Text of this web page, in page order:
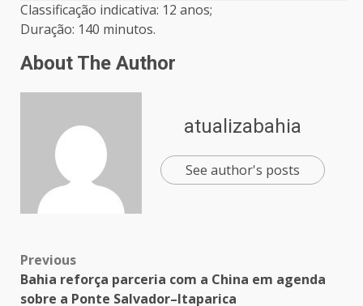
Classificação indicativa: 12 anos;
Duração: 140 minutos.
About The Author
atualizabahia
See author's posts
Previous
Bahia reforça parceria com a China em agenda
sobre a Ponte Salvador–Itaparica